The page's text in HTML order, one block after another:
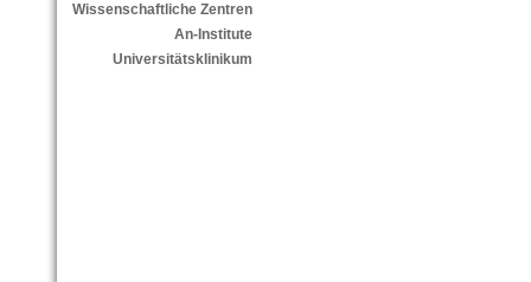
Wissenschaftliche Zentren
An-Institute
Universitätsklinikum